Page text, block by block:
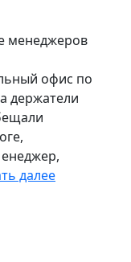
менеджеров
офис по
держатели
далее